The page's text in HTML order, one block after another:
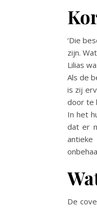
‘Die
zijn.
Lilias
Als de
is zij
door te
In het
dat er
De